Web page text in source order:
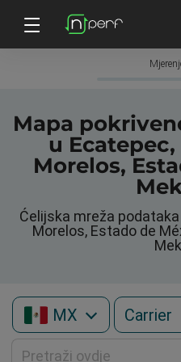
Mapa
u
Morelos,
Ćelijska mreža
Morelos, Estado de
MX